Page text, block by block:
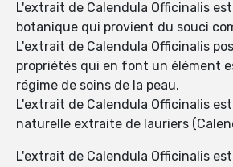
L'extrait de Calendula Officinalis
botanique qui provient du souci
L'extrait de Calendula Officinalis
propriétés qui en font un élément
régime de soins de la peau.
L'extrait de Calendula Officinalis
naturelle extraite de lauriers
L'extrait de Calendula Officinalis